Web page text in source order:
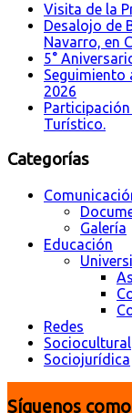
Visita de la
Desalojo de
Navarro, en
5°
Seguimiento
2026
Turístico.
Categorías
Galería
Educación
Redes
Sociocultural
Sociojurídica
Síguenos